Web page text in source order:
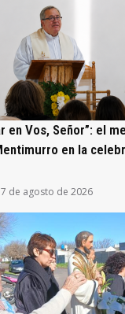
en Vos, Señor”: el
en la
de agosto de 2026